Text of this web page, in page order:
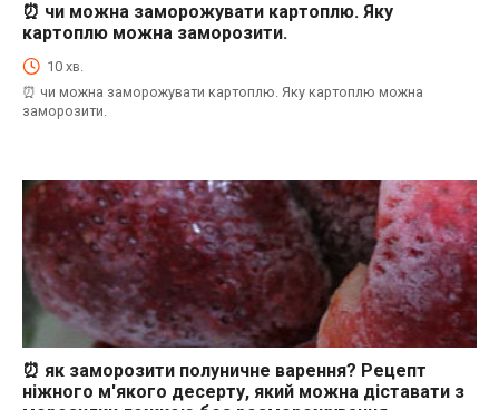
⏰Енциклопедія Coofood. Як економити час і гроші на кухні. Практичний побут.
⏰ чи можна заморожувати картоплю. Яку
картоплю можна заморозити.
10 хв.
⏰ чи можна заморожувати картоплю. Яку картоплю можна
заморозити.
⏰Енциклопедія Coofood. Як економити час і гроші на кухні. Практичний побут.
⏰ як заморозити полуничне варення? Рецепт
ніжного м'якого десерту, який можна діставати з